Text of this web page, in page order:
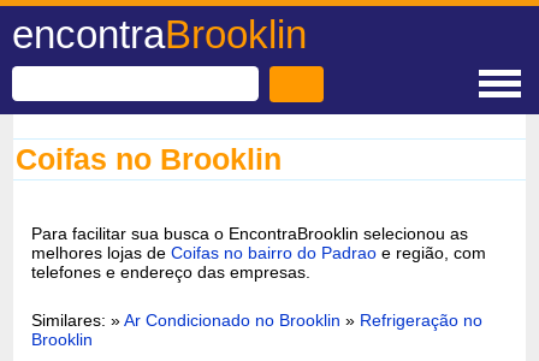
encontraBrooklin
Coifas no Brooklin
Para facilitar sua busca o EncontraBrooklin selecionou as
melhores lojas deCoifas no bairro do Padrao e região, com
telefones e endereço das empresas.
Similares: »Ar Condicionado no Brooklin » Refrigeração no
Brooklin